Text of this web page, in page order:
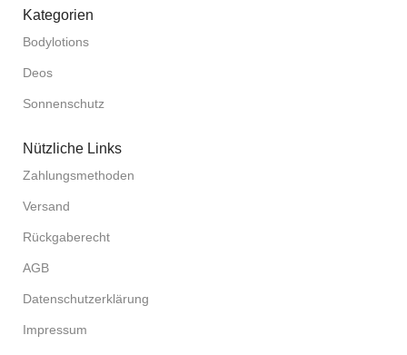
Kategorien
Bodylotions
Deos
Sonnenschutz
Nützliche Links
Zahlungsmethoden
Versand
Rückgaberecht
AGB
Datenschutzerklärung
Impressum